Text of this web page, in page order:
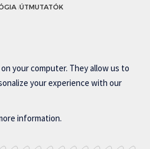
ÚTMUTATÓK
your computer. They allow us to
your experience with our
information.